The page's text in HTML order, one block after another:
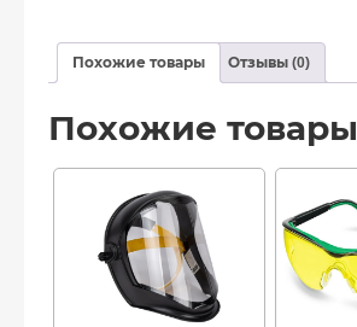
Похожие товары Отзывы (0)
Похожие товары